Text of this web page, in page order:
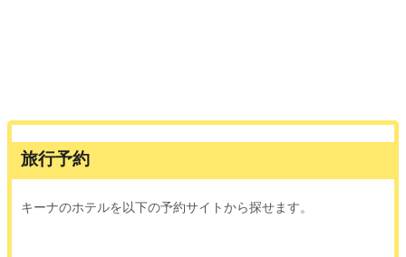
旅行予約
キーナのホテルを以下の予約サイトから探せます。